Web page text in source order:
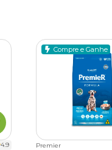
4.9
Compre e Ganhe
Premier